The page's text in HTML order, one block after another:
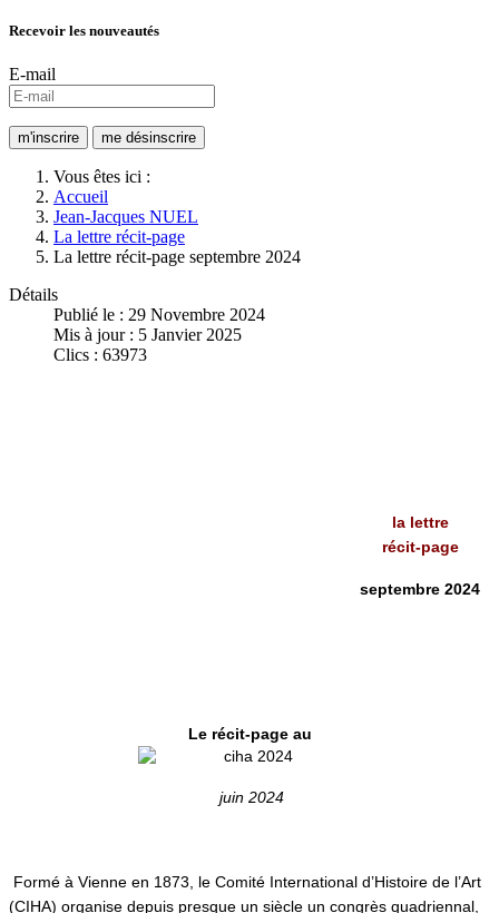
Recevoir les nouveautés
E-mail
Vous êtes ici :
Accueil
Jean-Jacques NUEL
La lettre récit-page
La lettre récit-page septembre 2024
Détails
Publié le : 29 Novembre 2024
Mis à jour : 5 Janvier 2025
Clics : 63973
la lettre
récit-page
septembre 2024
Le récit-page au
juin 2024
Formé à Vienne en 1873, le Comité International d’Histoire de l’Art
(CIHA) organise depuis presque un siècle un congrès quadriennal,